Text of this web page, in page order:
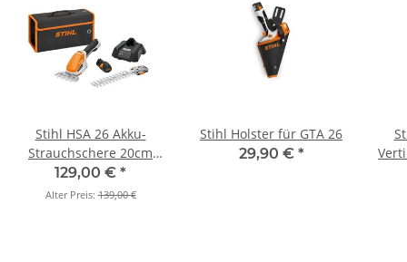
Stihl HSA 26 Akku-
Strauchschere 20cm
(Set)
129,00 € *
Alter Preis:139,00 €
Stihl Holster für GTA 26
29,90 € *